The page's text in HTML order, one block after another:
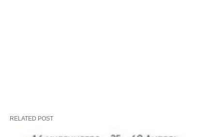
RELATED POST